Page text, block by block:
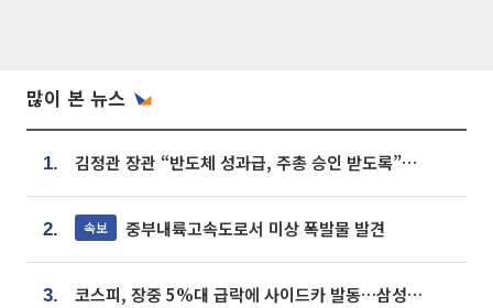
많이 본 뉴스
1. 김정관 장관 “반도체 성과급, 주총 승인 받도록”…상법·자본시장법 개정 시사
2. 속보 중부내륙고속도로서 미상 폭발물 발견
3. 코스피, 장중 5%대 급락에 사이드카 발동…삼성·SK 동반 폭락